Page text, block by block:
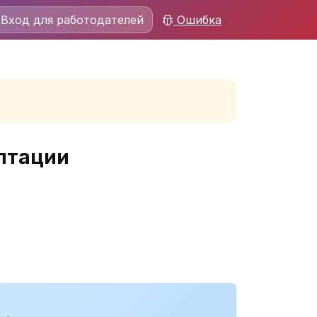
для работодателей Ошибка